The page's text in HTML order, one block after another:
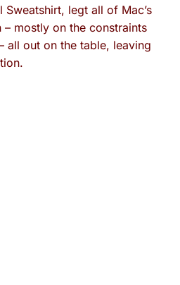
Sweatshirt, legt all of Mac’s
– mostly on the constraints
all out on the table, leaving